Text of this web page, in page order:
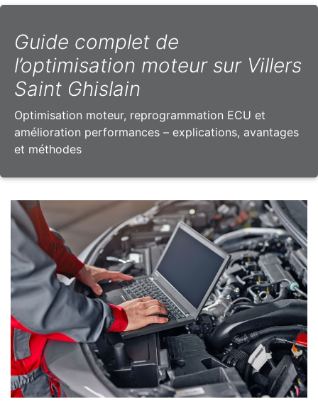
Guide complet de
l’optimisation moteur sur Villers
Saint Ghislain
Optimisation moteur, reprogrammation ECU et
amélioration performances – explications, avantages
et méthodes